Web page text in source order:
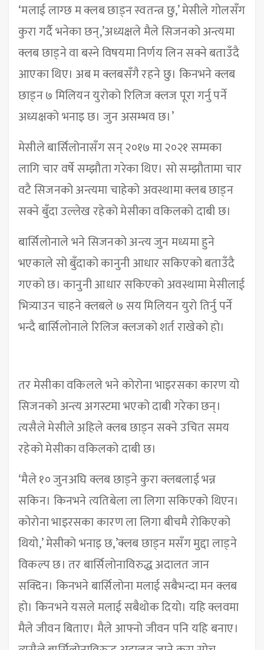
‘मलाई लाग्छ म क्लब छाड्न स्वतन्त्र छु,’ मेसीले गोलसँग
कुरा गर्दै भनेका छन्,’अध्यक्षले मैले सिजनको अन्त्यमा
क्लब छाड्ने वा बस्ने विषयमा निर्णय लिन सक्ने बताउँदै
आएका थिए। अब म क्लबसँगै रहने छु। किनभने क्लब
छाड्न ७ मिलियन युरोको रिलिज क्लज पूरा गर्नु पर्ने
अध्यक्षको भनाइ छ। जुन असम्भव छ।’
मेसीले बार्सिलोनासँग सन् २०१७ मा २०२१ सम्मका
लागि चार वर्षे सम्झौता गरेका थिए। सो सम्झौतामा चार
वटै सिजनको अन्त्यमा चाहेको अवस्थामा क्लब छाड्न
सक्ने बुँदा उल्लेख रहेको मेसीका वकिलको दाबी छ।
बार्सिलोनाले भने सिजनको अन्त्य जुन मध्यमा हुने
भएकाले सो बुँदाको कानुनी आधार सकिएको बताउँदै
गएको छ। कानुनी आधार सकिएको अवस्थामा मेसीलाई
भित्र्याउन चाहने क्लबले ७ सय मिलियन युरो तिर्नु पर्ने
भन्दै बार्सिलोनाले रिलिज क्लजको शर्त राखेको हो।
तर मेसीका वकिलले भने कोरोना भाइरसका कारण यो
सिजनको अन्त्य अगस्टमा भएको दाबी गरेका छन्।
त्यसैले मेसीले अहिले क्लब छाड्न सक्ने उचित समय
रहेको मेसीका वकिलको दाबी छ।
‘मैले १० जुनअघि क्लब छाड्ने कुरा क्लबलाई भन्न
सकिन। किनभने त्यतिबेला ला लिगा सकिएको थिएन।
कोरोना भाइरसका कारण ला लिगा बीचमै रोकिएको
थियो,’ मेसीको भनाइ छ,’क्लब छाड्न मसँग मुद्दा लाड्ने
विकल्प छ। तर बार्सिलोनाविरुद्ध अदालत जान
सक्दिन। किनभने बार्सिलोना मलाई सबैभन्दा मन क्लब
हो। किनभने यसले मलाई सबैथोक दियो। यहि क्लवमा
मैले जीवन बिताए। मैले आफ्नो जीवन पनि यहि बनाए।